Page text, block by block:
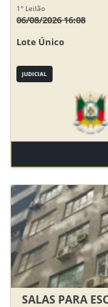
1° Leilão
06/08/2026 16:08
Lote Único
JUDICIAL
SALAS PARA